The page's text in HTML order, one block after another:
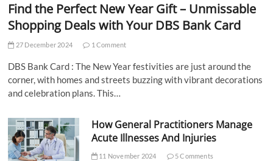
Find the Perfect New Year Gift – Unmissable
Shopping Deals with Your DBS Bank Card
27 December 2024 1 Comment
DBS Bank Card : The New Year festivities are just around the
corner, with homes and streets buzzing with vibrant decorations
and celebration plans. This…
How General Practitioners Manage
Acute Illnesses And Injuries
11 November 2024 5 Comments